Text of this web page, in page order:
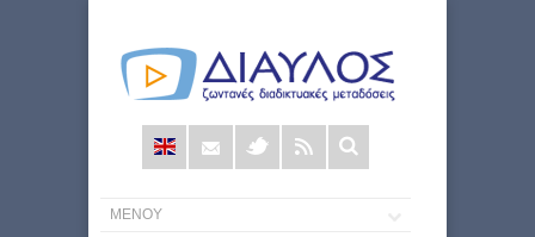
Φόρμα
αναζήτησης